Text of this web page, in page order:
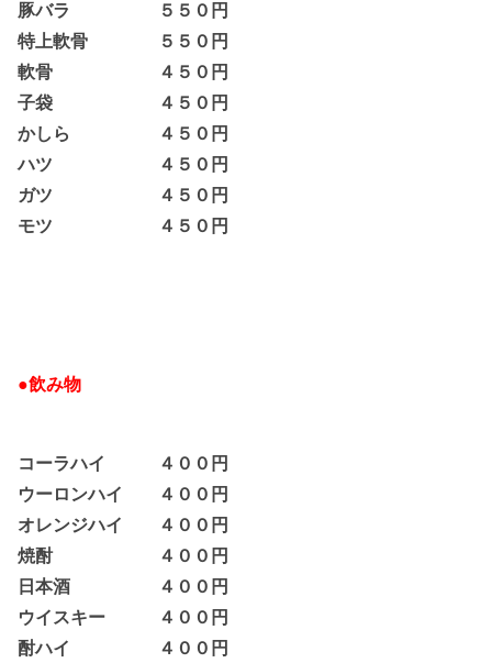
豚バラ ５５０円
特上軟骨 ５５０円
軟骨 ４５０円
子袋 ４５０円
かしら ４５０円
ハツ ４５０円
ガツ ４５０円
モツ ４５０円
●飲み物
コーラハイ ４００円
ウーロンハイ ４００円
オレンジハイ ４００円
焼酎 ４００円
日本酒 ４００円
ウイスキー ４００円
酎ハイ ４００円